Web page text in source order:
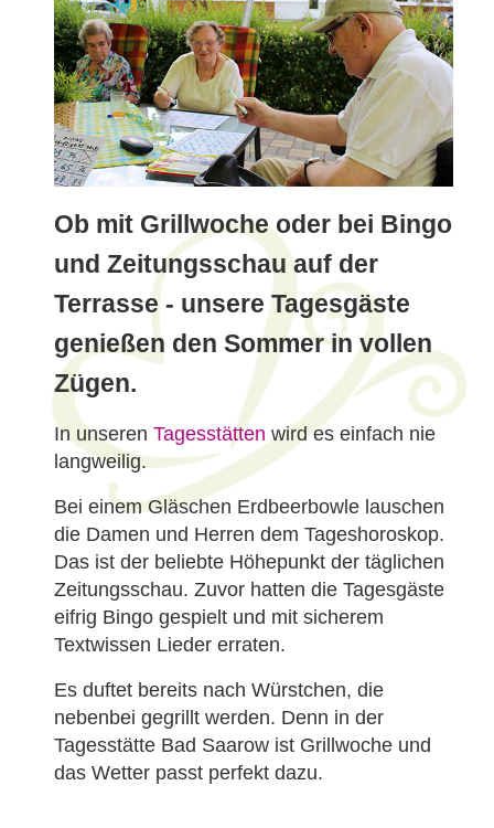
Ob mit Grillwoche oder bei Bingo
und Zeitungsschau auf der
Terrasse - unsere Tagesgäste
genießen den Sommer in vollen
Zügen.
In unseren Tagesstätten wird es einfach nie
langweilig.
Bei einem Gläschen Erdbeerbowle lauschen
die Damen und Herren dem Tageshoroskop.
Das ist der beliebte Höhepunkt der täglichen
Zeitungsschau. Zuvor hatten die Tagesgäste
eifrig Bingo gespielt und mit sicherem
Textwissen Lieder erraten.
Es duftet bereits nach Würstchen, die
nebenbei gegrillt werden. Denn in der
Tagesstätte Bad Saarow ist Grillwoche und
das Wetter passt perfekt dazu.